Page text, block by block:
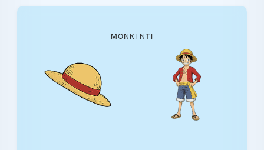
ΜΟΝΚΙ ΝΤΙ